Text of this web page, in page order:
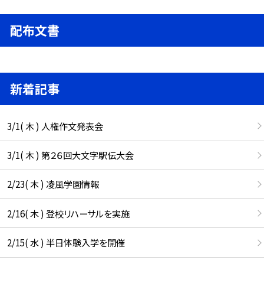
配布文書
新着記事
3/1( 木 ) 人権作文発表会
3/1( 木 ) 第２６回大文字駅伝大会
2/23( 木 ) 凌風学園情報
2/16( 木 ) 登校リハーサルを実施
2/15( 水 ) 半日体験入学を開催